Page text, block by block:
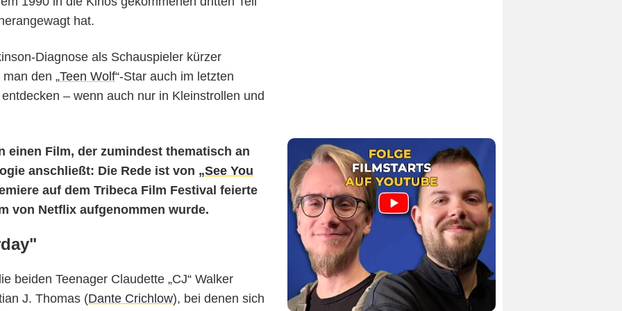
hat.
Diagnose als Schauspieler kürzer
den „Teen Wolf“-Star auch im letzten
– wenn auch nur in Kleinstrollen und
einen Film, der zumindest thematisch an
anschließt: Die Rede ist von „See You
auf dem Tribeca Film Festival feierte
von Netflix aufgenommen wurde.
beiden Teenager Claudette „CJ“ Walker
J. Thomas (Dante Crichlow), bei denen sich